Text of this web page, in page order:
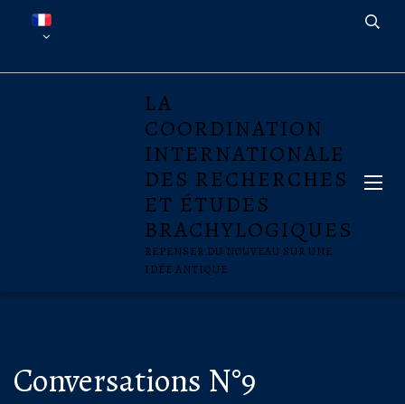
LA
COORDINATION
INTERNATIONALE
DES RECHERCHES
ET ÉTUDES
BRACHYLOGIQUES
REPENSER DU NOUVEAU SUR UNE
IDÉE ANTIQUE
Conversations N°9